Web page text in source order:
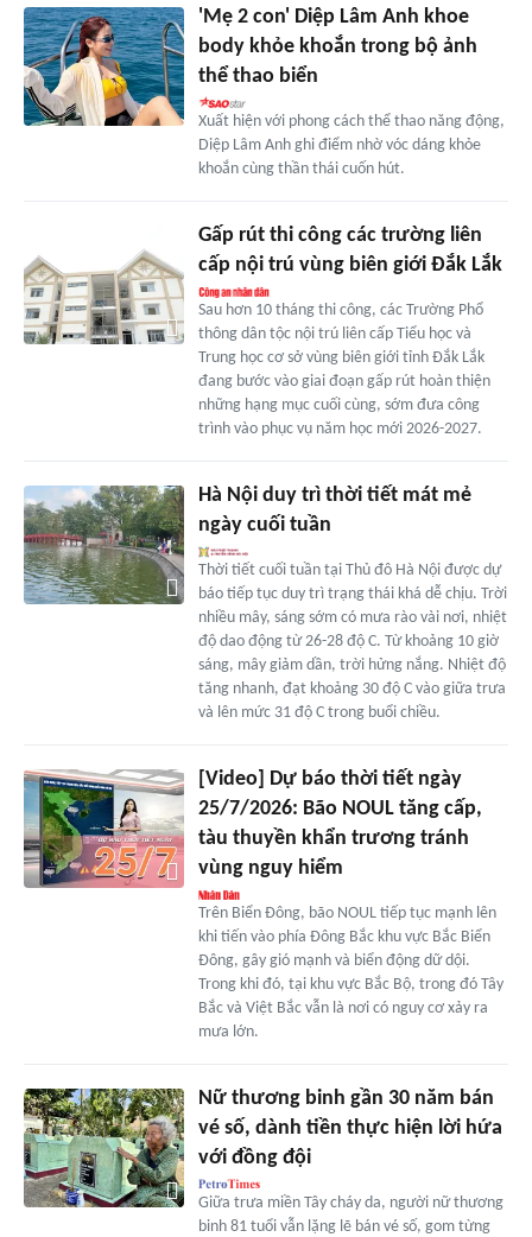
'Mẹ 2 con' Diệp Lâm Anh khoe
body khỏe khoắn trong bộ ảnh
thể thao biển
Xuất hiện với phong cách thể thao năng động,
Diệp Lâm Anh ghi điểm nhờ vóc dáng khỏe
khoắn cùng thần thái cuốn hút.
Gấp rút thi công các trường liên
cấp nội trú vùng biên giới Đắk Lắk
Sau hơn 10 tháng thi công, các Trường Phổ
thông dân tộc nội trú liên cấp Tiểu học và
Trung học cơ sở vùng biên giới tỉnh Đắk Lắk
đang bước vào giai đoạn gấp rút hoàn thiện
những hạng mục cuối cùng, sớm đưa công
trình vào phục vụ năm học mới 2026-2027.
Hà Nội duy trì thời tiết mát mẻ
ngày cuối tuần
Thời tiết cuối tuần tại Thủ đô Hà Nội được dự
báo tiếp tục duy trì trạng thái khá dễ chịu. Trời
nhiều mây, sáng sớm có mưa rào vài nơi, nhiệt
độ dao động từ 26-28 độ C. Từ khoảng 10 giờ
sáng, mây giảm dần, trời hửng nắng. Nhiệt độ
tăng nhanh, đạt khoảng 30 độ C vào giữa trưa
và lên mức 31 độ C trong buổi chiều.
[Video] Dự báo thời tiết ngày
25/7/2026: Bão NOUL tăng cấp,
tàu thuyền khẩn trương tránh
vùng nguy hiểm
Trên Biển Đông, bão NOUL tiếp tục mạnh lên
khi tiến vào phía Đông Bắc khu vực Bắc Biển
Đông, gây gió mạnh và biển động dữ dội.
Trong khi đó, tại khu vực Bắc Bộ, trong đó Tây
Bắc và Việt Bắc vẫn là nơi có nguy cơ xảy ra
mưa lớn.
Nữ thương binh gần 30 năm bán
vé số, dành tiền thực hiện lời hứa
với đồng đội
Giữa trưa miền Tây cháy da, người nữ thương
binh 81 tuổi vẫn lặng lẽ bán vé số, gom từng